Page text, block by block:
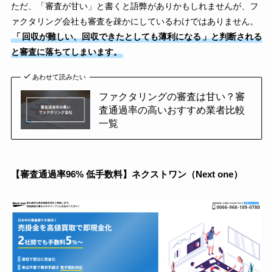
ただ、「審査が甘い」と書くと語弊がありかもしれませんが、フ
ァクタリング会社も審査を疎かにしているわけではありません。
「回収が難しい、回収できたとしても薄利になる」と判断される
と審査に落ちてしまいます。
あわせて読みたい
ファクタリングの審査は甘い？審
査通過率の高いおすすめ業者比較
一覧
【審査通過率96% 低手数料】ネクストワン（Next one）